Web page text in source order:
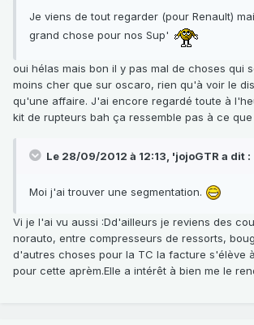
Je viens de tout regarder (pour Renault)
grand chose pour nos Sup'
oui hélas mais bon il y pas mal de choses qui
moins cher que sur oscaro, rien qu'à voir le
qu'une affaire. J'ai encore regardé toute à
kit de rupteurs bah ça ressemble pas à ce que
Le 28/09/2012 à 12:13, 'jojoGTR a dit :
Moi j'ai trouver une segmentation.
Vi je l'ai vu aussi :Dd'ailleurs je reviens des
norauto, entre compresseurs de ressorts,
d'autres choses pour la TC la facture s'élève
pour cette aprèm.Elle a intérêt à bien me le